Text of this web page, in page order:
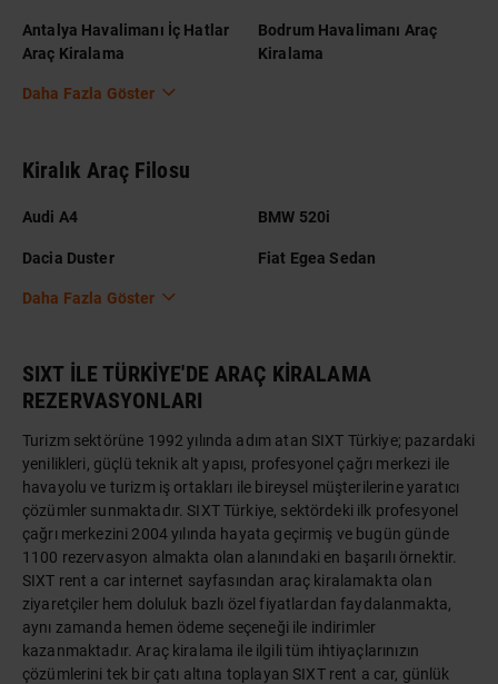
Antalya Havalimanı İç Hatlar
Araç Kiralama
Bodrum Havalimanı Araç
Kiralama
Daha Fazla Göster
Kiralık Araç Filosu
Audi A4 BMW 520i
Dacia Duster Fiat Egea Sedan
Daha Fazla Göster
SIXT İLE TÜRKİYE'DE ARAÇ KİRALAMA
REZERVASYONLARI
Turizm sektörüne 1992 yılında adım atan SIXT Türkiye; pazardaki
yenilikleri, güçlü teknik alt yapısı, profesyonel çağrı merkezi ile
havayolu ve turizm iş ortakları ile bireysel müşterilerine yaratıcı
çözümler sunmaktadır. SIXT Türkiye, sektördeki ilk profesyonel
çağrı merkezini 2004 yılında hayata geçirmiş ve bugün günde
1100 rezervasyon almakta olan alanındaki en başarılı örnektir.
SIXT rent a car internet sayfasından araç kiralamakta olan
ziyaretçiler hem doluluk bazlı özel fiyatlardan faydalanmakta,
aynı zamanda hemen ödeme seçeneği ile indirimler
kazanmaktadır. Araç kiralama ile ilgili tüm ihtiyaçlarınızın
çözümlerini tek bir çatı altına toplayan SIXT rent a car, günlük